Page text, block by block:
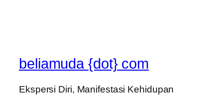
beliamuda {dot} com
Ekspersi Diri, Manifestasi Kehidupan